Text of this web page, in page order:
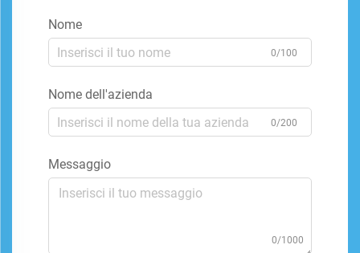
Nome
0/100
Nome dell'azienda
0/200
Messaggio
0/1000